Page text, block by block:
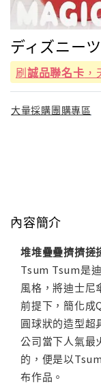
ディズニー
刷誠品聯名卡
大量採購團購專區
內容簡介
堆堆疊疊擠擠搓
Tsum Tsum是
風格，將迪士尼
前提下，簡化成
圓球狀的造型超
公司當下人氣最
的，便是以
布作品。